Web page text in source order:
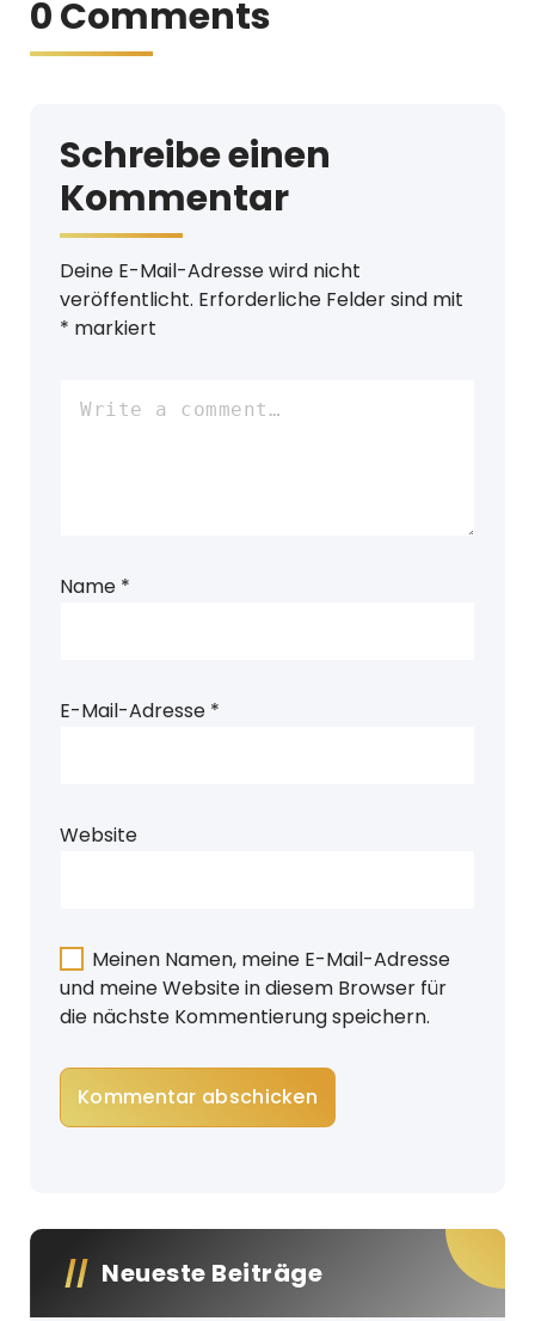
0 Comments
Schreibe einen
Kommentar
Deine E-Mail-Adresse wird nicht
veröffentlicht. Erforderliche Felder sind mit
* markiert
Name *
E-Mail-Adresse *
Website
Meinen Namen, meine E-Mail-Adresse
und meine Website in diesem Browser für
die nächste Kommentierung speichern.
Neueste Beiträge